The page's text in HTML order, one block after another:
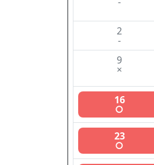
2
-
9
×
16
○
23
○